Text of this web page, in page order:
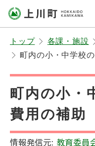
北海道上川町
Hokkaido Kamikawa
Twon
トップ 各課・施設
町内の小・中学校
町内の小・
費用の補助
情報発信元: 教育委員